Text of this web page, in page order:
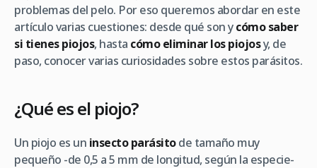
problemas del pelo. Por eso queremos abordar en este
artículo varias cuestiones: desde qué son ycómo saber
si tienes piojos, hasta cómo eliminar los piojosy, de
paso, conocer varias curiosidades sobre estos parásitos.
¿Qué es el piojo?
Un piojo es un insecto parásitode tamaño muy
pequeño -de 0,5 a 5 mm de longitud, según la especie-